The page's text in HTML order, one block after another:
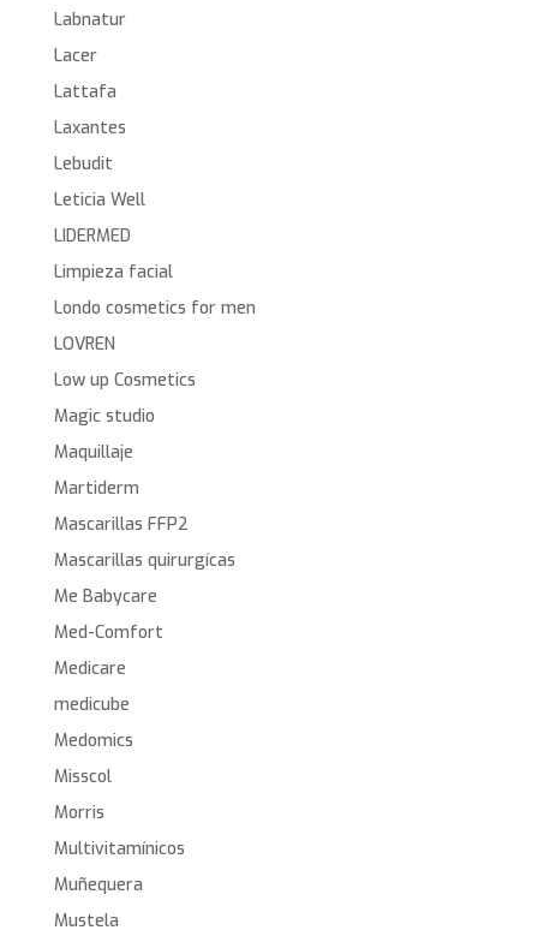
Labnatur
Lacer
Lattafa
Laxantes
Lebudit
Leticia Well
LIDERMED
Limpieza facial
Londo cosmetics for men
LOVREN
Low up Cosmetics
Magic studio
Maquillaje
Martiderm
Mascarillas FFP2
Mascarillas quirurgícas
Me Babycare
Med-Comfort
Medicare
medicube
Medomics
Misscol
Morris
Multivitamínicos
Muñequera
Mustela